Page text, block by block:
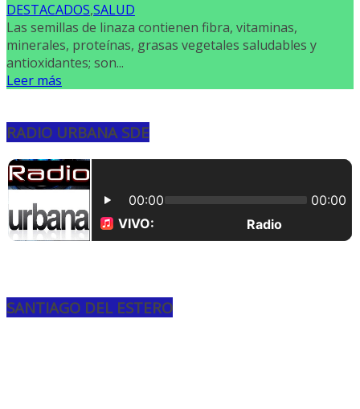
DESTACADOS,SALUD
Las semillas de linaza contienen fibra, vitaminas,
minerales, proteínas, grasas vegetales saludables y
antioxidantes; son...
Leer más
RADIO URBANA SDE
SANTIAGO DEL ESTERO